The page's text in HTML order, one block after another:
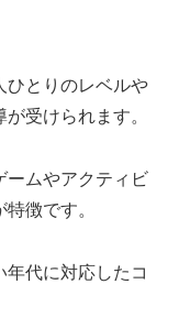
ひとりのレベルや
受けられます。
ームやアクティビ
徴です。
代に対応したコ